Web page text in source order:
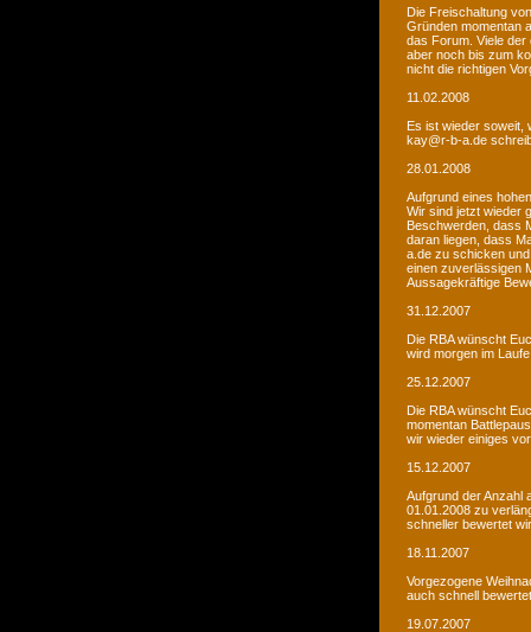
Die Freischaltung
Gründen momentan
das Forum. Viele
aber noch bis zum
nicht die richtigen
11.02.2008
Es ist wieder soweit,
kay@r-b-a.de
28.01.2008
Aufgrund eines
Wir sind jetzt wieder
Beschwerden, dass
daran liegen, dass
a.de zu schicken
einen zuverlässigen
Aussagekräftige
31.12.2007
Die RBA wünscht
wird morgen im
25.12.2007
Die RBA wünscht
momentan
wir wieder einiges
15.12.2007
Aufgrund der Anzahl
01.01.2008 zu
schneller bewertet
18.11.2007
Vorgezogene
auch schnell
19.07.2007